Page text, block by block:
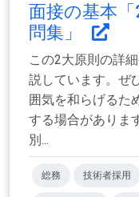
面接の基本
問集」
この2大原則の詳
説しています。ぜ
囲気を和らげるた
する場合がありま
別...
総務 技術者採用